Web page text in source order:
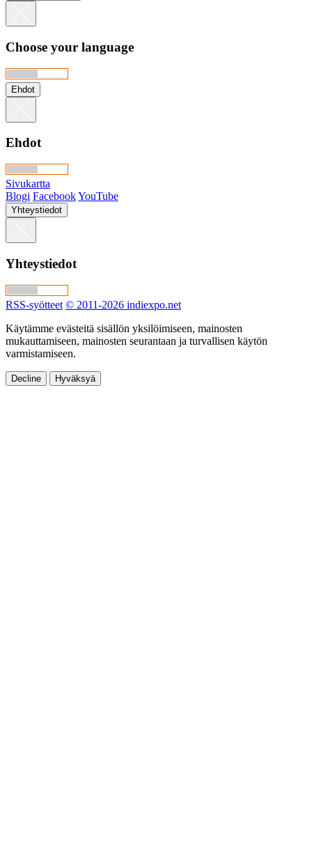
Choose your language
Ehdot
Ehdot
Sivukartta
Blogi FacebookYouTube
Yhteystiedot
Yhteystiedot
RSS-syötteet © 2011-2026 indiexpo.net
Käytämme evästeitä sisällön yksilöimiseen, mainosten
mukauttamiseen, mainosten seurantaan ja turvallisen käytön
varmistamiseen.
Decline Hyväksyä